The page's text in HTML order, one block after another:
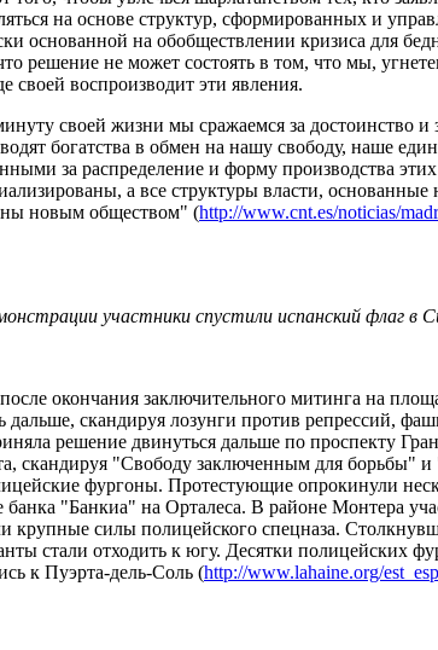
на основе структур, сформированных и
основанной на обобществлении кризиса для
решение не может состоять в том, что мы,
своей воспроизводит эти явления.
своей жизни мы сражаемся за достоинство и
богатства в обмен на нашу свободу, наше
за распределение и форму производства этих
а все структуры власти, основанные
новым обществом" (http://www.cnt.es/noticias/
участники спустили испанский флаг в
окончания заключительного митинга на
дальше, скандируя лозунги против репрессий,
решение двинуться дальше по проспекту
скандируя "Свободу заключенным для борьбы"
фургоны. Протестующие опрокинули
банка "Банкиа" на Орталеса. В районе Монтера
крупные силы полицейского спецназа.
стали отходить к югу. Десятки полицейских
к Пуэрта-дель-Соль (http://www.lahaine.org/